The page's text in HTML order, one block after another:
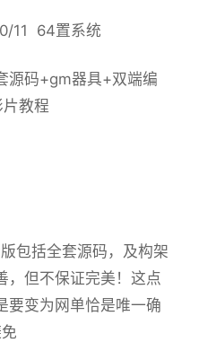
11 64置系统
源码+gm器具+双端编
教程
包括全套源码，及构架
，但不保证完美！这点
要变为网单恰是唯一确